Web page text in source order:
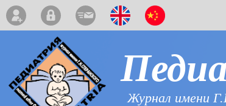
Журнал имени